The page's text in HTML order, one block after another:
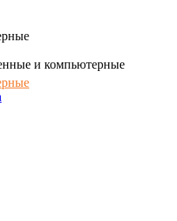
и компьютерные